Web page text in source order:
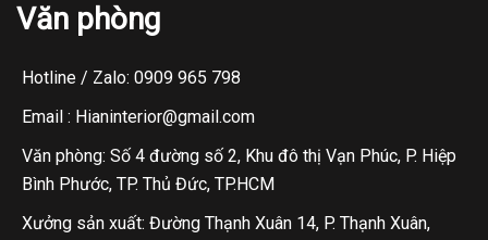
Văn phòng
Hotline / Zalo: 0909 965 798
Email : Hianinterior@gmail.com
Văn phòng: Số 4 đường số 2, Khu đô thị Vạn Phúc, P. Hiệp
Bình Phước, TP. Thủ Đức, TP.HCM
Xưởng sản xuất: Đường Thạnh Xuân 14, P. Thạnh Xuân,